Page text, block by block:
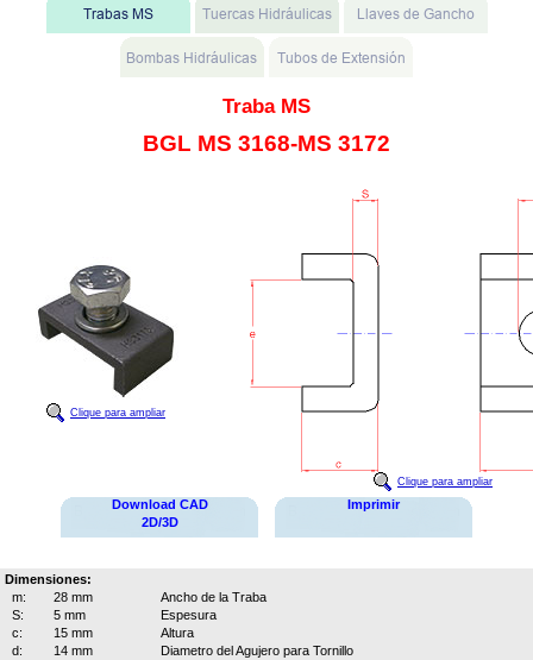
Traba MS
BGL MS 3168-MS 3172
Clique para ampliar
Clique para ampliar
Download CAD
2D/3D
Imprimir
Dimensiones:
m:
28 mm
Ancho de la Traba
S:
5 mm
Espesura
c:
15 mm
Altura
d:
14 mm
Diametro del Agujero para Tornillo